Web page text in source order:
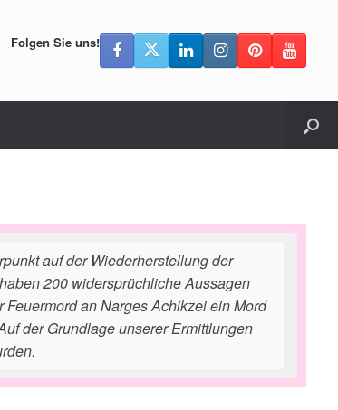
Folgen Sie uns!
auf der Wiederherstellung der
200 widersprüchliche Aussagen
an Narges Achikzei ein Mord
der Grundlage unserer Ermittlungen